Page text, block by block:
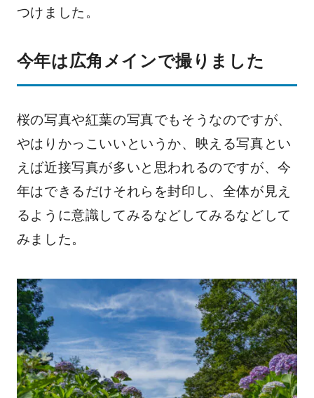
つけました。
今年は広角メインで撮りました
桜の写真や紅葉の写真でもそうなのですが、
やはりかっこいいというか、映える写真とい
えば近接写真が多いと思われるのですが、今
年はできるだけそれらを封印し、全体が見え
るように意識してみるなどしてみるなどして
みました。